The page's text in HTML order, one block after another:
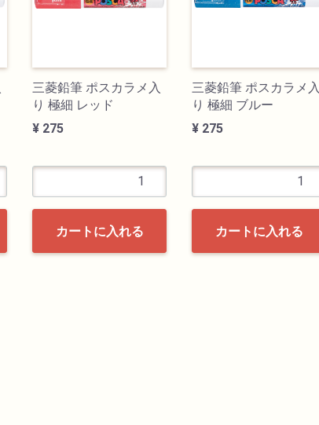
三菱鉛筆 ポスカラメ入
り 極細 レッド
¥ 275
カートに入れる
三菱鉛筆 ポスカラメ入
り 極細 ブルー
¥ 275
カートに入れる